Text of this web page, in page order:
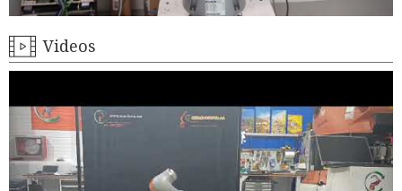
Videos